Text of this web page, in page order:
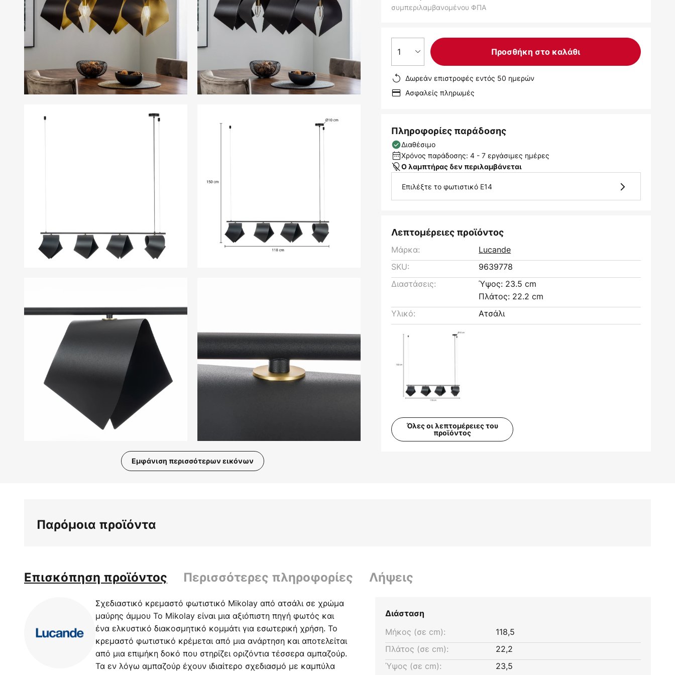
Εμφάνιση περισσότερων εικόνων
συλλογής
συμπεριλαμβανομένου ΦΠΑ
1 Προσθήκη στο καλάθι
Δωρεάν επιστροφές εντός 50 ημερών
Ασφαλείς πληρωμές
Πληροφορίες παράδοσης
Διαθέσιμο
Χρόνος παράδοσης: 4 - 7 εργάσιμες ημέρες
Ο λαμπτήρας δεν περιλαμβάνεται
Επιλέξτε το φωτιστικό E14
Λεπτομέρειες προϊόντος
Μάρκα:
Lucande
SKU:
9639778
Διαστάσεις:
Ύψος: 23.5 cm
Πλάτος: 22.2 cm
Υλικό:
Ατσάλι
Όλες οι λεπτομέρειες του
προϊόντος
Παρόμοια προϊόντα
Επισκόπηση προϊόντος Περισσότερες πληροφορίες Λήψεις
Σχεδιαστικό κρεμαστό φωτιστικό Mikolay από ατσάλι σε χρώμα
μαύρης άμμου Το Mikolay είναι μια αξιόπιστη πηγή φωτός και
ένα ελκυστικό διακοσμητικό κομμάτι για εσωτερική χρήση. Το
κρεμαστό φωτιστικό κρέμεται από μια ανάρτηση και αποτελείται
από μια επιμήκη δοκό που στηρίζει οριζόντια τέσσερα αμπαζούρ.
Τα εν λόγω αμπαζούρ έχουν ιδιαίτερο σχεδιασμό με καμπύλα
Διάσταση
Μήκος (σε cm):
118,5
Πλάτος (σε cm):
22,2
Ύψος (σε cm):
23,5